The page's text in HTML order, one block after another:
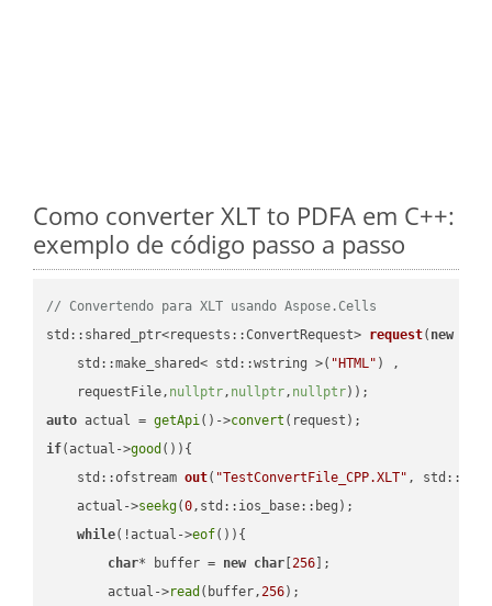
Como converter XLT to PDFA em C++:
exemplo de código passo a passo
// Convertendo para XLT usando Aspose.Cells
std::shared_ptr<requests::ConvertRequest> request( new
    std::make_shared< std::wstring >(
"HTML" ) ,
    requestFile,
nullptr, nullptr, nullptr))
auto actual = getApi()->convert
if(actual->good ()){
std::ofstream out( "TestConvertFile_CPP.XLT" ,
    actual->
seekg(0,std::ios_base::beg);
while(!actual->eof()){
char* buffer = new char [256 ];
        actual->
read (buffer,256);